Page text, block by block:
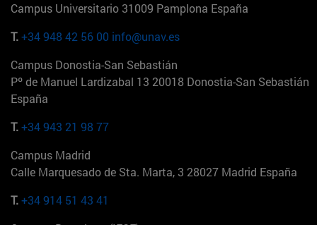
Campus Universitario 31009 Pamplona España
T.+34 948 42 56 00 info@unav.es
Campus Donostia-San Sebastián
Pº de Manuel Lardizabal 13 20018 Donostia-San Sebastián
España
T.+34 943 21 98 77
Campus Madrid
Calle Marquesado de Sta. Marta, 3 28027 Madrid España
T.+34 914 51 43 41